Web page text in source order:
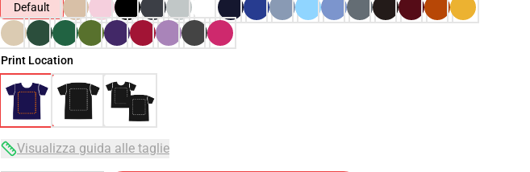
Default
Print Location
Visualizza guida alle taglie